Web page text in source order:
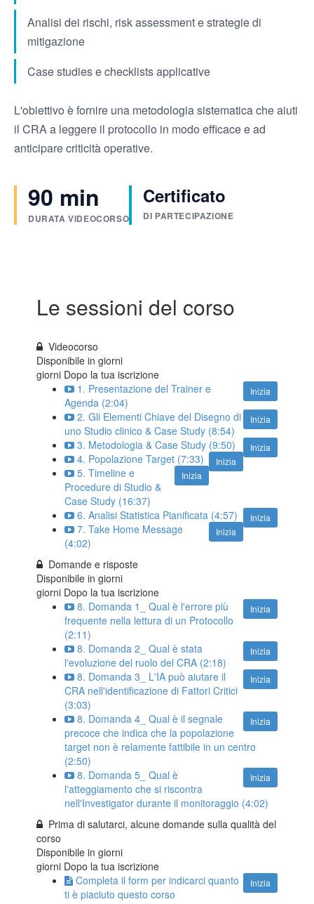
Analisi dei rischi, risk assessment e strategie di
mitigazione
Case studies e checklists applicative
L'obiettivo è fornire una metodologia sistematica che aiuti
il CRA a leggere il protocollo in modo efficace e ad
anticipare criticità operative.
90 min
DURATA VIDEOCORSO
Certificato
DI PARTECIPAZIONE
Le sessioni del corso
Videocorso
Disponibile ingiorni
giorni Dopo la tua iscrizione
Inizia
1. Presentazione del Trainer e
Agenda (2:04)
Inizia
2. Gli Elementi Chiave del Disegno di
uno Studio clinico & Case Study (8:54)
Inizia
3. Metodologia & Case Study (9:50)
Inizia
4. Popolazione Target (7:33)
Inizia
5. Timeline e
Procedure di Studio &
Case Study (16:37)
Inizia
6. Analisi Statistica Pianificata (4:57)
Inizia
7. Take Home Message
(4:02)
Domande e risposte
Disponibile ingiorni
giorni Dopo la tua iscrizione
Inizia
8. Domanda 1_ Qual è l'errore più
frequente nella lettura di un Protocollo
(2:11)
Inizia
8. Domanda 2_ Qual è stata
l'evoluzione del ruolo del CRA (2:18)
Inizia
8. Domanda 3_ L'IA può aiutare il
CRA nell'identificazione di Fattori Critici
(3:03)
Inizia
8. Domanda 4_ Qual è il segnale
precoce che indica che la popolazione
target non è relamente fattibile in un centro
(2:50)
Inizia
8. Domanda 5_ Qual è
l'atteggiamento che si riscontra
nell'Investigator durante il monitoraggio (4:02)
Prima di salutarci, alcune domande sulla qualità del
corso
Disponibile ingiorni
giorni Dopo la tua iscrizione
Inizia
Completa il form per indicarci quanto
ti è piaciuto questo corso